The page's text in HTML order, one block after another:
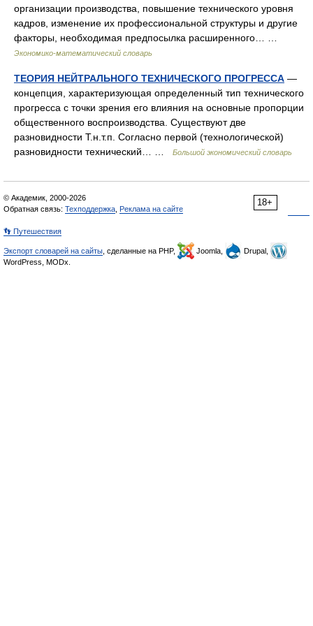
организации производства, повышение технического уровня
кадров, изменение их профессиональной структуры и другие
факторы, необходимая предпосылка расширенного… …
Экономико-математический словарь
ТЕОРИЯ НЕЙТРАЛЬНОГО ТЕХНИЧЕСКОГО ПРОГРЕССА —
концепция, характеризующая определенный тип технического
прогресса с точки зрения его влияния на основные пропорции
общественного воспроизводства. Существуют две
разновидности Т.н.т.п. Согласно первой (технологической)
разновидности технический… …
Большой экономический словарь
18+
© Академик, 2000-2026
Обратная связь: Техподдержка Реклама на сайте
👣 Путешествия
Экспорт словарей на сайты , сделанные на PHP, Joomla,
Drupal,
WordPress, MODx.